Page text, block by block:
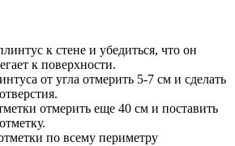
к стене и убедиться, что он
к поверхности.
от угла отмерить 5-7 см и сделать
отмерить еще 40 см и поставить
по всему периметру